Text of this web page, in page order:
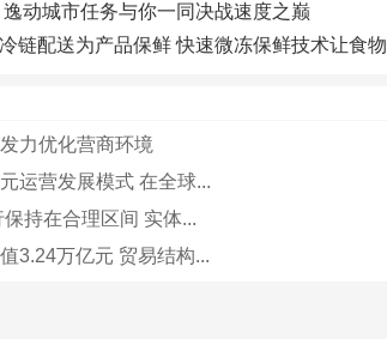
动城市任务与你一同决战速度之巅
链配送为产品保鲜 快速微冻保鲜技术让食物
力优化营商环境
运营发展模式 在全球...
持在合理区间 实体...
3.24万亿元 贸易结构...